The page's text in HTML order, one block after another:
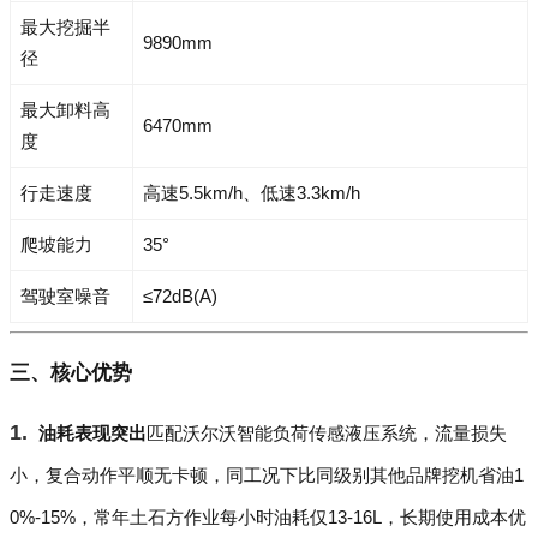
最大挖掘半
径
9890mm
最大卸料高
度
6470mm
行走速度 高速5.5km/h、低速3.3km/h
爬坡能力 35°
驾驶室噪音 ≤72dB(A)
三、核心优势
油耗表现突出匹配沃尔沃智能负荷传感液压系统，流量损失
小，复合动作平顺无卡顿，同工况下比同级别其他品牌挖机省油1
0%-15%，常年土石方作业每小时油耗仅13-16L，长期使用成本优